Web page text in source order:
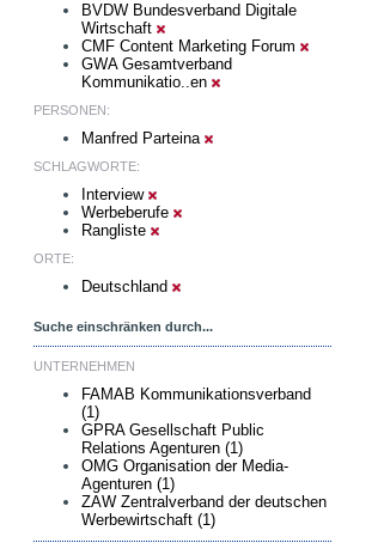
BVDW Bundesverband Digitale
Wirtschaft
CMF Content Marketing Forum
GWA Gesamtverband
Kommunikatio..en
PERSONEN:
Manfred Parteina
SCHLAGWORTE:
Interview
Werbeberufe
Rangliste
ORTE:
Deutschland
Suche einschränken durch...
UNTERNEHMEN
FAMAB Kommunikationsverband
(1)
GPRA Gesellschaft Public
Relations Agenturen (1)
OMG Organisation der Media-
Agenturen (1)
ZAW Zentralverband der deutschen
Werbewirtschaft (1)